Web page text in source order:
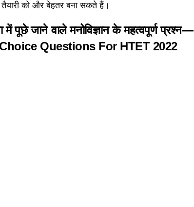
तैयारी को और बेहतर बना सकते हैं।
में पूछे जाने वाले मनोविज्ञान के महत्वपूर्ण प्रश्न—
Questions For HTET 2022